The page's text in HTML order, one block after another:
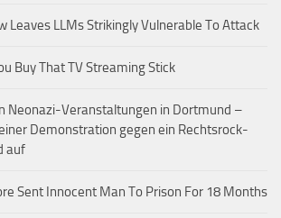
Leaves LLMs Strikingly Vulnerable To Attack
Buy That TV Streaming Stick
Neonazi-Veranstaltungen in Dortmund –
Demonstration gegen ein Rechtsrock-
auf
Sent Innocent Man To Prison For 18 Months